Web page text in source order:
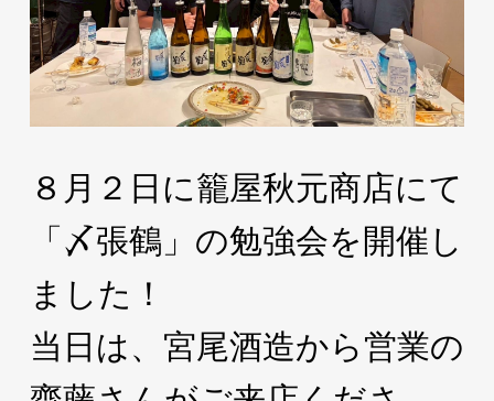
８月２日に籠屋秋元商店にて
「〆張鶴」の勉強会を開催し
ました！
当日は、宮尾酒造から営業の